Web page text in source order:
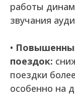
работы
звучания
•
поездок:
поездки
особенно на